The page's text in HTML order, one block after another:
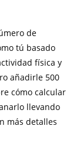
de
tú basado
física y
añadirle 500
cómo calcular
llevando
más detalles